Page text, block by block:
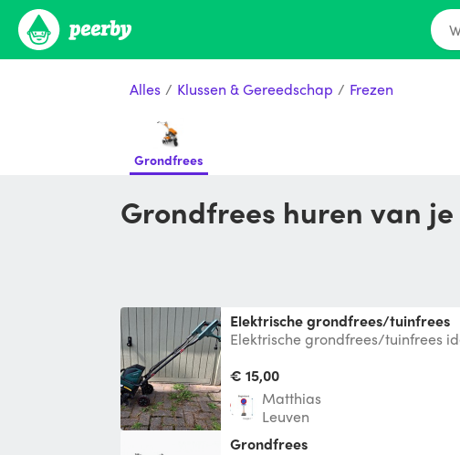
Alles / Klussen & Gereedschap / Frezen
Grondfrees
Grondfrees huren van
Elektrische grondfrees/tuinfrees
Elektrische grondfrees/tuinfrees
G
€ 15,00
Matthias
Leuven
grondfrees